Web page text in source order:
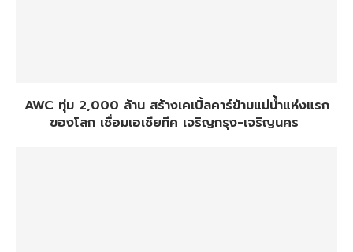
AWC ทุ่ม 2,000 ล้าน สร้างเคเบิ้ลคาร์ข้ามแม่น้ำแห่งแรก
ของโลก เชื่อมเอเชียทีค เจริญกรุง-เจริญนคร